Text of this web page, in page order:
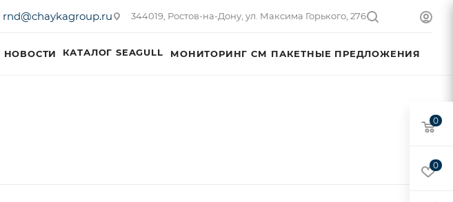
rnd@chaykagroup.ru 344019, Ростов-на-Дону, ул. Максима Горького, 276
НОВОСТИ КАТАЛОГ SEAGULL МОНИТОРИНГ СМ ПАКЕТНЫЕ ПРЕДЛОЖЕНИЯ
0
0